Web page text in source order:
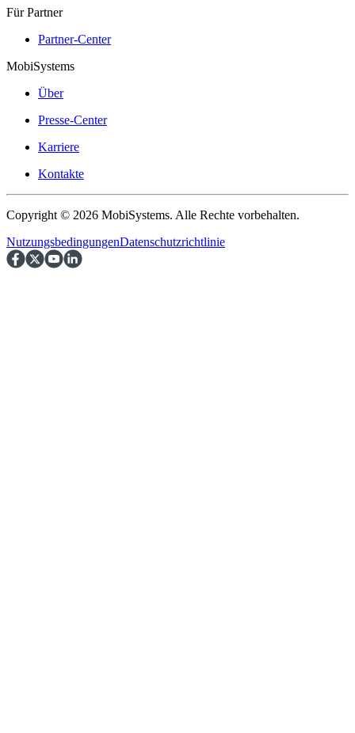
Für Partner
Partner-Center
MobiSystems
Über
Presse-Center
Karriere
Kontakte
Copyright © 2026 MobiSystems. Alle Rechte vorbehalten.
NutzungsbedingungenDatenschutzrichtlinie